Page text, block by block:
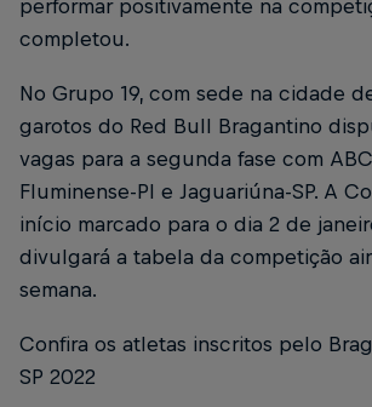
performar positivamente na
completou.
No Grupo 19, com sede na cidade
garotos do Red Bull Bragantino
vagas para a segunda fase com
Fluminense-PI e Jaguariúna-SP. A
início marcado para o dia 2 de
divulgará a tabela da competição
semana.
Confira os atletas inscritos pelo
SP 2022